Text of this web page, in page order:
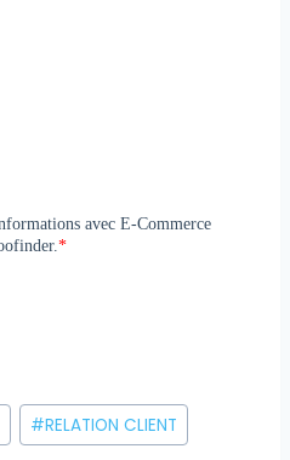
#RELATION CLIENT